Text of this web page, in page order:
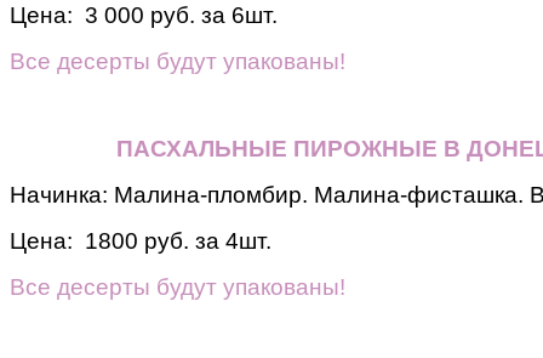
Цена: 3 000 руб. за 6шт.
Все десерты будут упакованы!
ПАСХАЛЬНЫЕ ПИРОЖНЫЕ В
Начинка: Малина-пломбир. Малина-фисташка.
Цена: 1800 руб. за 4шт.
Все десерты будут упакованы!